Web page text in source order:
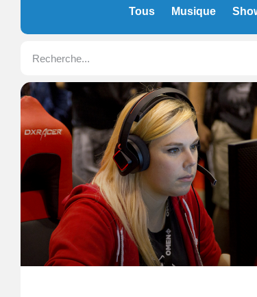
Tous Musique